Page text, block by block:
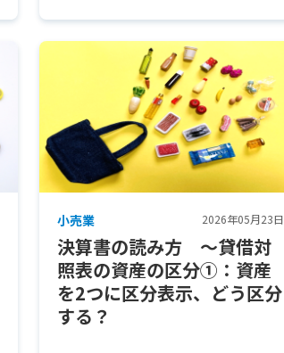
小売業 2026年05月23日
決算書の読み方 ～貸借対
照表の資産の区分①：資産
を2つに区分表示、どう区分
する？